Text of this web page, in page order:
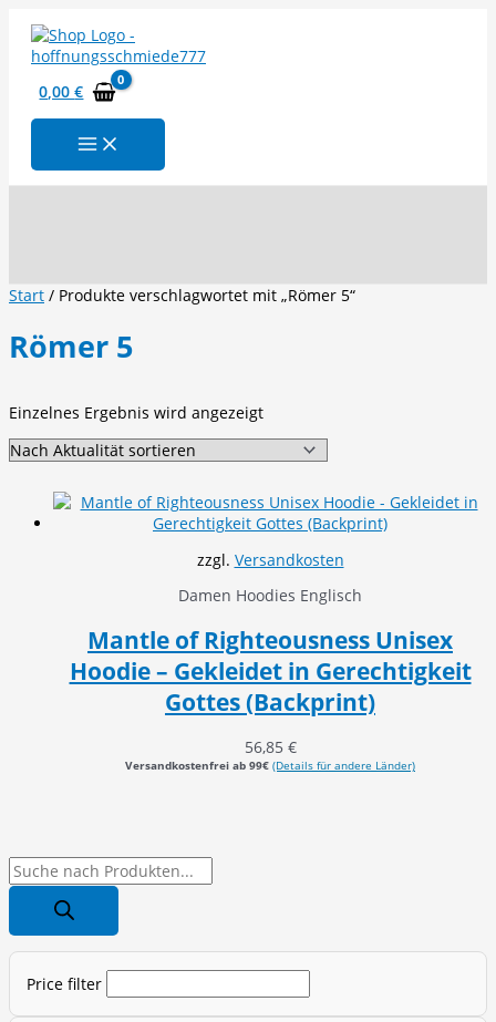
Inhalt
springen
0,00€
P
o
d
Price filter
Start / Produkte verschlagwortet mit „Römer 5“
Römer 5
Einzelnes Ergebnis wird angezeigt
zzgl. Versandkosten
Damen Hoodies Englisch
Mantle of Righteousness Unisex
Hoodie – Gekleidet in Gerechtigkeit
Gottes (Backprint)
56,85 €
Versandkostenfrei ab 99€ (Details für andere Länder)